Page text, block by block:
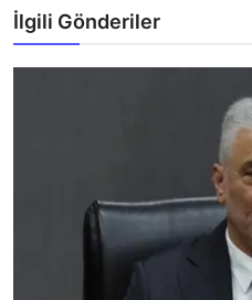
İlgili Gönderiler